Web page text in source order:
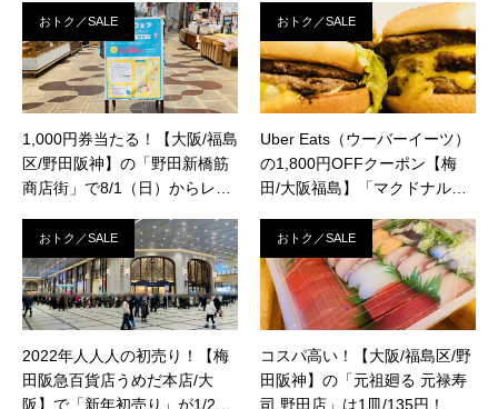
なと思っています。どうぞ宜しくお願いしま
す！
おトク／SALE
1,000円券当たる！【大阪/福島
区/野田阪神】の「野田新橋筋
商店街」で8/1（日）からレシ
おトク／SALE
Uber Eats（ウーバーイーツ）
の1,800円OFFクーポン【梅
田/大阪福島】「マクドナル
ル肉厚ビーフVS倍ビックマッ
ク、夜限定メニューを食べ比
べ！
おトク／SALE
2022年人人人の初売り！【梅
田阪急百貨店うめだ本店/大
阪】で「新年初売り」が1/2
おトク／SALE
コスパ高い！【大阪/福島区/野
田阪神】の「元祖廻る 元禄寿
司 野田店」は1皿/135円！